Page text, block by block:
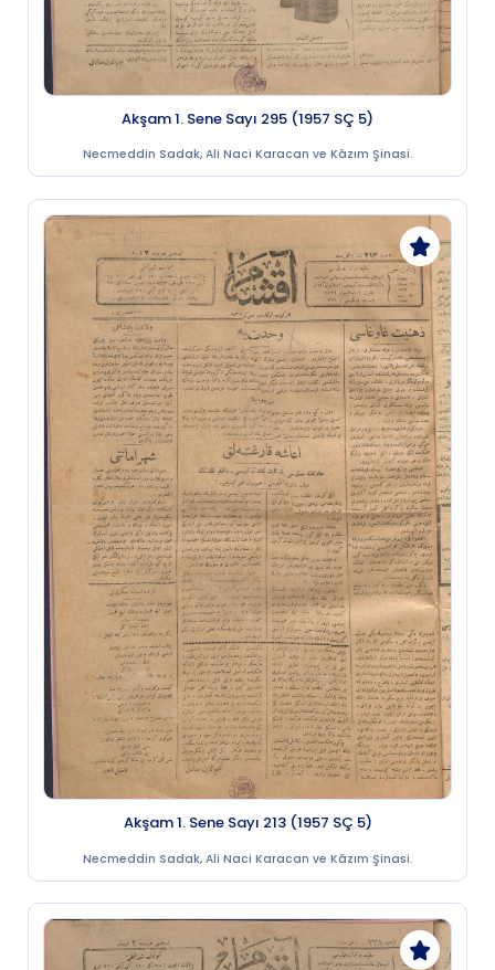
Akşam 1. Sene Sayı 295 (1957 SÇ 5)
Necmeddin Sadak, Ali Naci Karacan ve Kâzım Şinasi.
Akşam 1. Sene Sayı 213 (1957 SÇ 5)
Necmeddin Sadak, Ali Naci Karacan ve Kâzım Şinasi.